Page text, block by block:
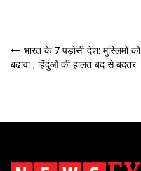
पोस्ट
नेविगेशन
भारत के 7 पड़ोसी देश: मुस्लिमों को
बढ़ावा ; हिंदुओं की हालत बद से बदतर